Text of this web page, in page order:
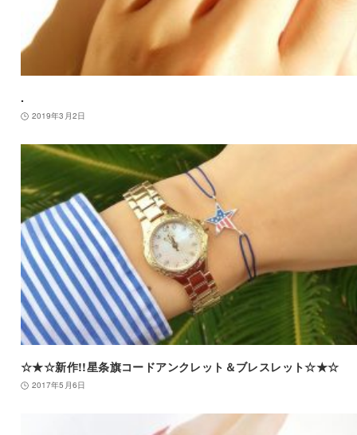
.
2019年3月2日
☆★☆新作!!星条旗コードアンクレット＆ブレスレット☆★☆
2017年5月6日